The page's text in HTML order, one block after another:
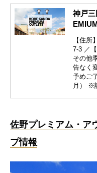
神戸
【住
7-3 ／
その他
告なく
予めご
月） ※
佐野プレミアム・ア
プ情報